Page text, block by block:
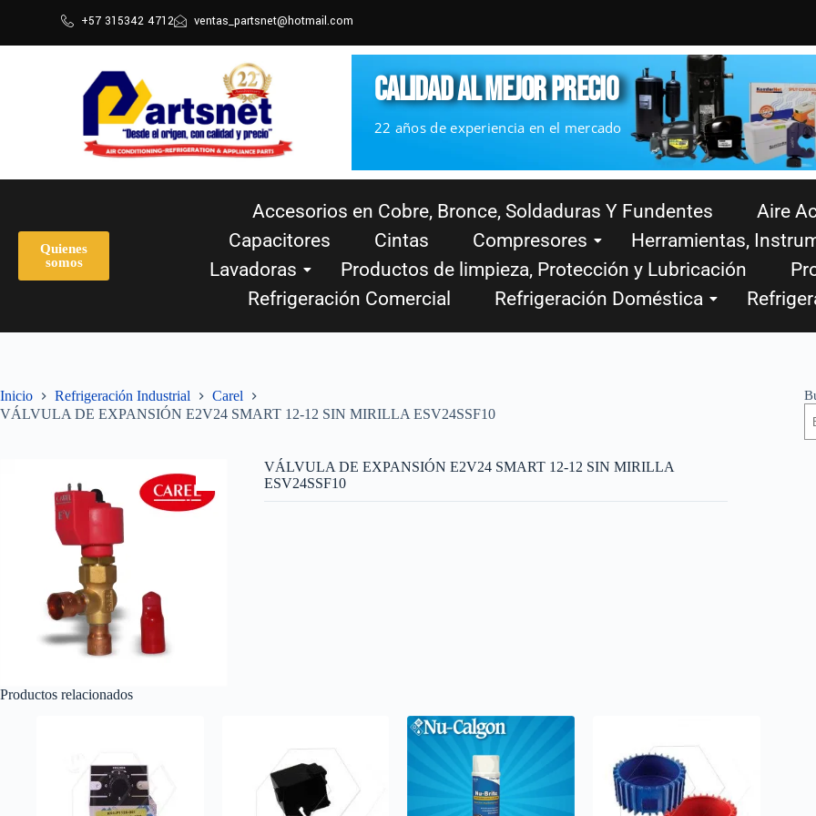
+57 315342 4712 ventas_partsnet@hotmail.com
CALIDAD AL MEJOR PRECIO
22 años de experiencia en el mercado
Quienes
somos
Accesorios en Cobre, Bronce, Soldaduras Y Fundentes
Aire
Capacitores
Cintas Compresores
Herramientas,
Lavadoras
Productos de limpieza, Protección y Lubricación
Refrigeración Comercial
Refrigeración Doméstica
Inicio Refrigeración Industrial
Carel
VÁLVULA DE EXPANSIÓN E2V24 SMART 12-12 SIN MIRILLA ESV24SSF10
VÁLVULA DE EXPANSIÓN E2V24 SMART 12-12 SIN MIRILLA
ESV24SSF10
Productos relacionados